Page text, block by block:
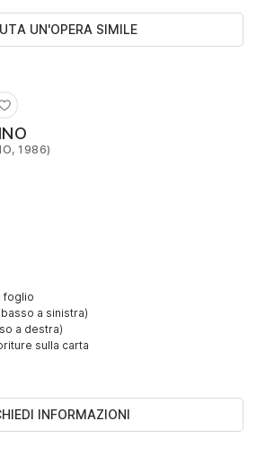
1986)
foglio
a sinistra)
a destra)
sulla carta
INFORMAZIONI
UN'OPERA SIMILE